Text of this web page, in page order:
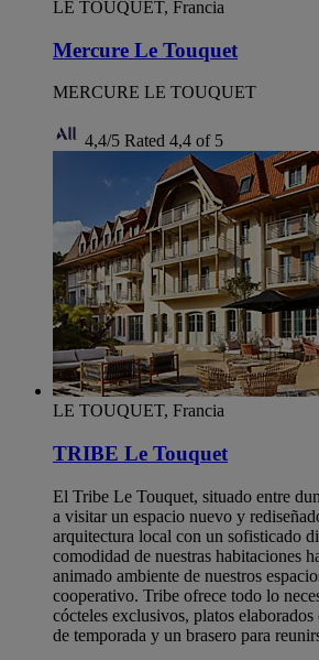
LE TOUQUET, Francia
Mercure Le Touquet
MERCURE LE TOUQUET
4,4/5 Rated 4,4 of 5
LE TOUQUET, Francia
TRIBE Le Touquet
El Tribe Le Touquet, situado entre
a visitar un espacio nuevo y
arquitectura local con un sofisticado
comodidad de nuestras habitaciones
animado ambiente de nuestros
cooperativo. Tribe ofrece todo lo
cócteles exclusivos, platos
de temporada y un brasero para